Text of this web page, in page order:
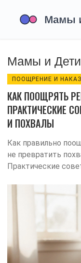
Мамы и
ПООЩРЕНИЕ И
КАК ПООЩРЯТЬ
ПРАКТИЧЕСКИЕ
И ПОХВАЛЫ
Как правильно
не превратить
Практические